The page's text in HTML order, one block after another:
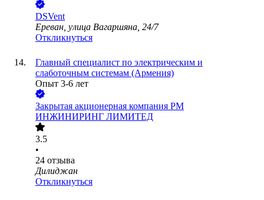
DSVent
Ереван, улица Вагаршяна, 24/7
Откликнуться
Главный специалист по электрическим и
слаботочным системам (Армения)
Опыт 3-6 лет
Закрытая акционерная компания РМ
ИНЖИНИРИНГ ЛИМИТЕД
3.5
•
24 отзыва
Дилиджан
Откликнуться